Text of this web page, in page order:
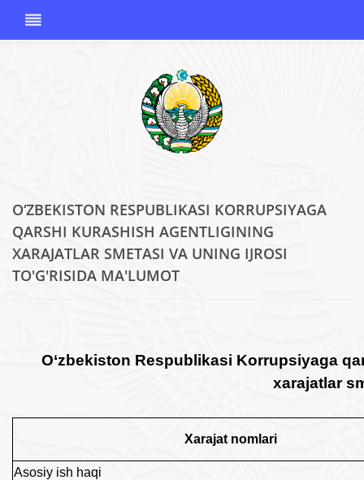
O'ZBEKISTON
RESPUBLIKASI
KORRUPSIYAGA
O‘ZBEKISTON RESPUBLIKASI KORRUPSIYAGA
QARSHI KURASHISH AGENTLIGINING
XARAJATLAR SMETASI VA UNING IJROSI
TO'G'RISIDA MA'LUMOT
O‘zbekiston Respublikasi Korrupsiyaga
xarajatlar
Xarajat nomlari
Asosiy ish haqi